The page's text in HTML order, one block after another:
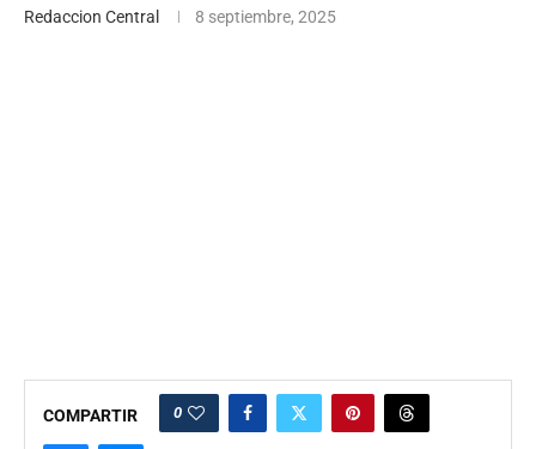
Redaccion Central 8 septiembre, 2025
COMPARTIR 0